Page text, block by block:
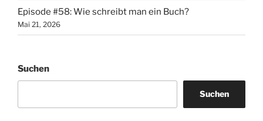
Episode #58: Wie schreibt man ein Buch?
Mai 21, 2026
Suchen
Suchen